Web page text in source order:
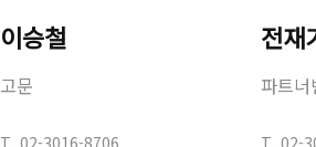
이승철
고문
T. 02-3016-8706
전재
파트
T. 02-